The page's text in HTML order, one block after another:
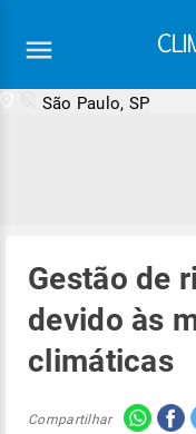
São Paulo, SP
Gestão de
devido às
climáticas
Compartilhar